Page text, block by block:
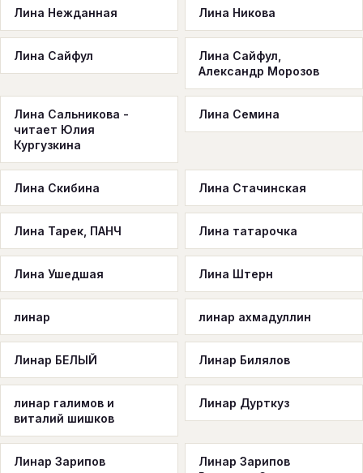
Лина Нежданная Лина Никова
Лина Сайфул
Лина Сайфул,
Александр Морозов
Лина Сальникова -
читает Юлия
Кургузкина
Лина Семина
Лина Скибина Лина Стачинская
Лина Тарек, ПАНЧ Лина татарочка
Лина Ушедшая Лина Штерн
линар линар ахмадуллин
Линар БЕЛЫЙ Линар Билялов
линар галимов и
виталий шишков
Линар Дурткуз
Линар Зарипов
Линар Зарипов